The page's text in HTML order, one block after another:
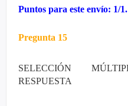
Puntos para este envío: 1/1.
Pregunta 15
SELECCIÓN
RESPUESTA